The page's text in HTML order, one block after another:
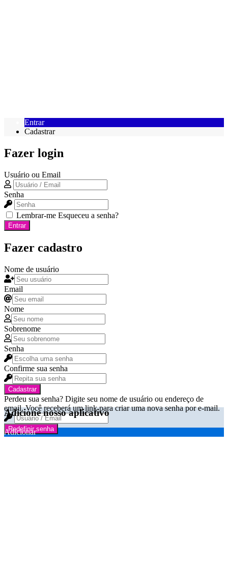
Entrar
Cadastrar
Fazer login
Usuário ou Email
Senha
Lembrar-me Esqueceu a senha?
Entrar
Fazer cadastro
Nome de usuário
Email
Nome
Sobrenome
Senha
Confirme sua senha
Cadastrar
Perdeu sua senha? Digite seu nome de usuário ou endereço de
email. Você receberá um link para criar uma nova senha por e-mail.
Redefinir senha
Adicione nosso aplicativo
Adicionar